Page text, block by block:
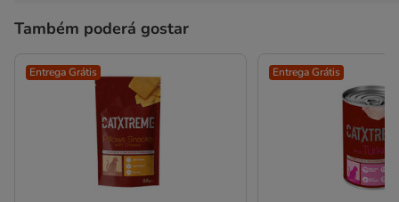
Também poderá gostar
Entrega Grátis Entrega Grátis